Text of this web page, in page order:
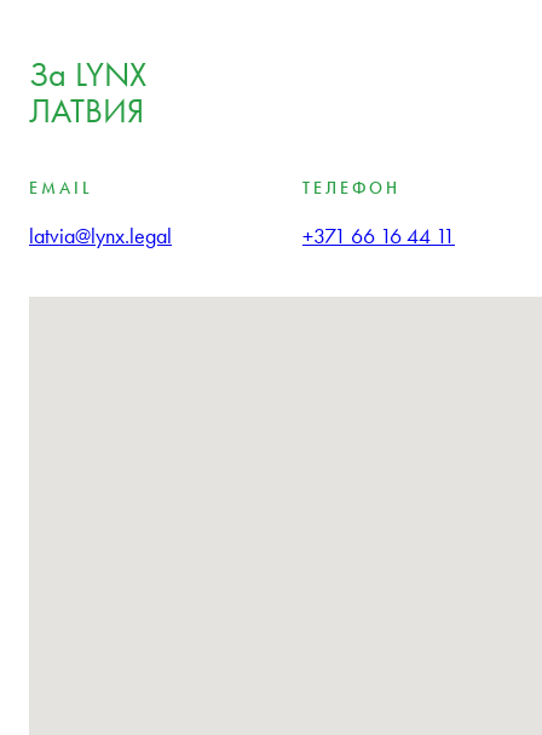
За LYNX
ЛАТВИЯ
EMAIL
latvia@lynx.legal
ТЕЛЕФОН
+371 66 16 44 11